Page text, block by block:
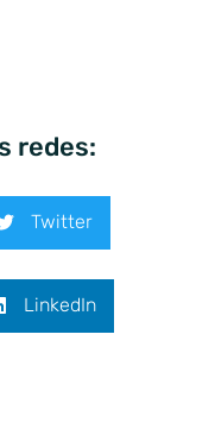
redes:
Twitter
LinkedIn